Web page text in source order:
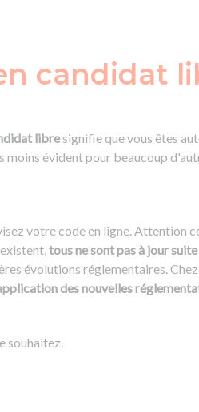
candidat
libre signifie que vous êtes
moins évident pour beaucoup
votre code en ligne. Attention
tous ne sont pas à jour
évolutions réglementaires.
des nouvelles
souhaitez.